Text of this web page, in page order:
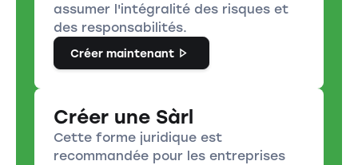
assumer l'intégralité des risques et
des responsabilités.
Créer maintenant
Créer une Sàrl
Cette forme juridique est
recommandée pour les entreprises